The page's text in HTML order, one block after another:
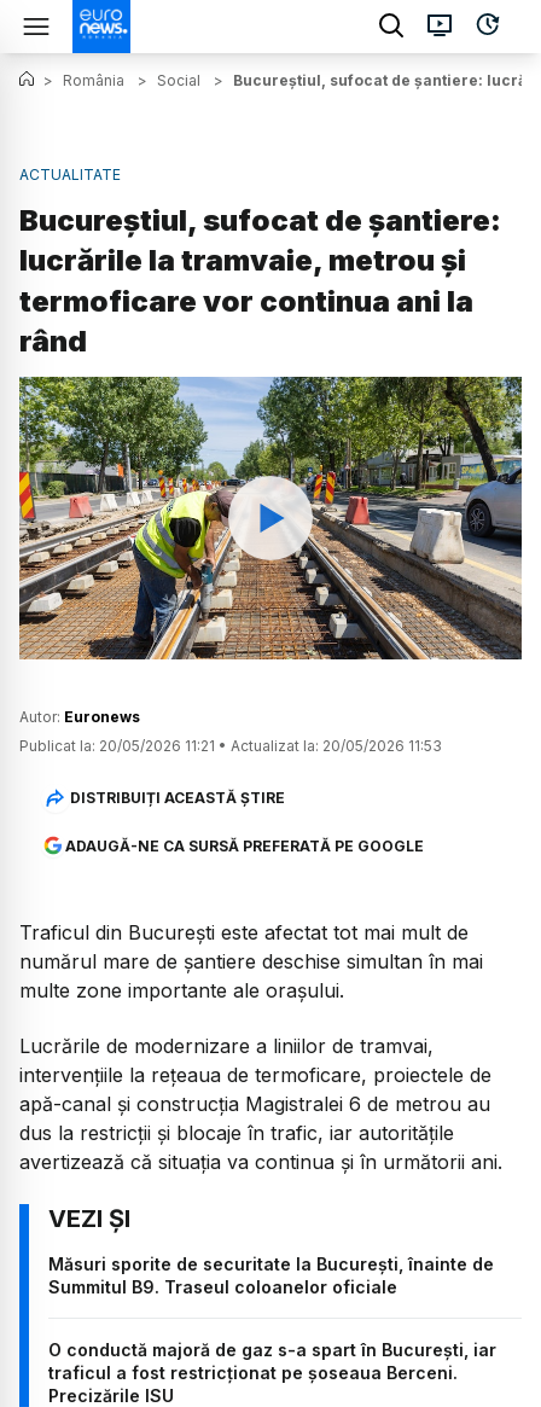
> România > Social > Bucureștiul, sufocat de șantiere:
ACTUALITATE
Bucureștiul, sufocat de șantiere:
lucrările la tramvaie, metrou și
termoficare vor continua ani la
rând
Watch
Autor: Euronews
Publicat la: 20/05/2026 11:21 • Actualizat la: 20/05/2026 11:53
DISTRIBUIȚI ACEASTĂ ȘTIRE
ADAUGĂ-NE CA SURSĂ PREFERATĂ PE GOOGLE
Traficul din București este afectat tot mai mult de
numărul mare de șantiere deschise simultan în mai
multe zone importante ale orașului.
Lucrările de modernizare a liniilor de tramvai,
intervențiile la rețeaua de termoficare, proiectele de
apă-canal și construcția Magistralei 6 de metrou au
dus la restricții și blocaje în trafic, iar autoritățile
avertizează că situația va continua și în următorii ani.
Măsuri sporite de securitate la București, înainte de
Summitul B9. Traseul coloanelor oficiale
O conductă majoră de gaz s-a spart în București, iar
traficul a fost restricționat pe șoseaua Berceni.
Precizările ISU